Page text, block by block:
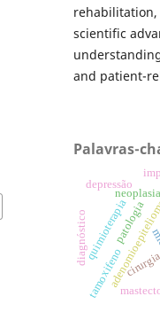
scientific
and patient-
Palavras-
patologia
tamoxifeno
quimioterapia
diagnóstico
depressão